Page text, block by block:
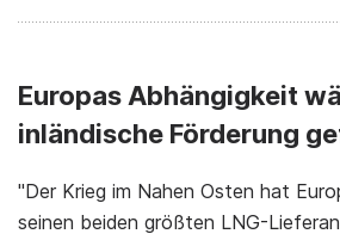
Europas Abhängigkeit
inländische Förderung
"Der Krieg im Nahen Osten hat
seinen beiden größten LNG-